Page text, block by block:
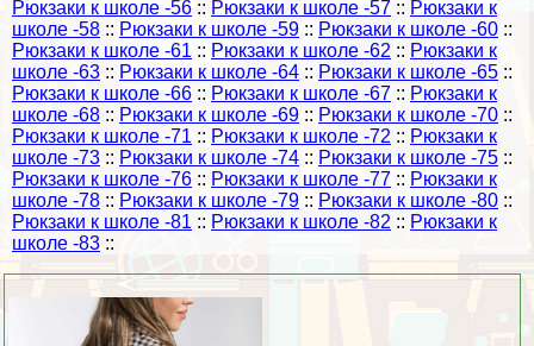
Рюкзаки к школе -56 :: Рюкзаки к школе -57 :: Рюкзаки к
школе -58 :: Рюкзаки к школе -59 :: Рюкзаки к школе -60 ::
Рюкзаки к школе -61 :: Рюкзаки к школе -62 :: Рюкзаки к
школе -63 :: Рюкзаки к школе -64 :: Рюкзаки к школе -65 ::
Рюкзаки к школе -66 :: Рюкзаки к школе -67 :: Рюкзаки к
школе -68 :: Рюкзаки к школе -69 :: Рюкзаки к школе -70 ::
Рюкзаки к школе -71 :: Рюкзаки к школе -72 :: Рюкзаки к
школе -73 :: Рюкзаки к школе -74 :: Рюкзаки к школе -75 ::
Рюкзаки к школе -76 :: Рюкзаки к школе -77 :: Рюкзаки к
школе -78 :: Рюкзаки к школе -79 :: Рюкзаки к школе -80 ::
Рюкзаки к школе -81 :: Рюкзаки к школе -82 :: Рюкзаки к
школе -83 ::